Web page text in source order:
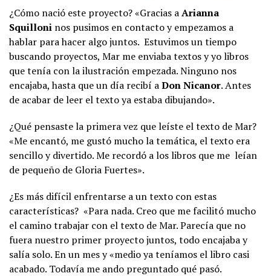
¿Cómo nació este proyecto? «Gracias aArianna
Squilloni nos pusimos en contacto y empezamos a
hablar para hacer algo juntos. Estuvimos un tiempo
buscando proyectos, Mar me enviaba textos y yo libros
que tenía con la ilustración empezada. Ninguno nos
encajaba, hasta que un día recibí aDon Nicanor. Antes
de acabar de leer el texto ya estaba dibujando».
¿Qué pensaste la primera vez que leíste el texto de Mar?
«Me encantó, me gustó mucho la temática, el texto era
sencillo y divertido. Me recordó a los libros que me leían
de pequeño de Gloria Fuertes».
¿Es más difícil enfrentarse a un texto con estas
características? «Para nada. Creo que me facilitó mucho
el camino trabajar con el texto de Mar. Parecía que no
fuera nuestro primer proyecto juntos, todo encajaba y
salía solo. En un mes y «medio ya teníamos el libro casi
acabado. Todavía me ando preguntado qué pasó.